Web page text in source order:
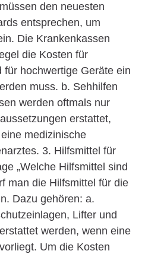
den neuesten
entsprechen, um
Die Krankenkassen
die Kosten für
für hochwertige Geräte ein
muss. b. Sehhilfen
werden oftmals nur
erstattet,
medizinische
3. Hilfsmittel für
„Welche Hilfsmittel sind
man die Hilfsmittel für die
Dazu gehören: a.
Lifter und
werden, wenn eine
Um die Kosten